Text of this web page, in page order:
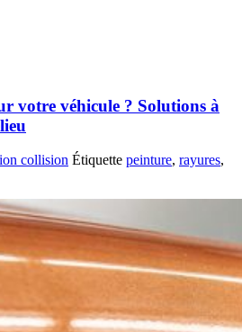
votre véhicule ? Solutions à
collision Étiquette peinture, rayures,